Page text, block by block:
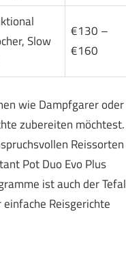
Slow
€130 –
€160
wie Dampfgarer oder
zubereiten möchtest.
Reissorten
Pot Duo Evo Plus
ist auch der Tefal
Reisgerichte